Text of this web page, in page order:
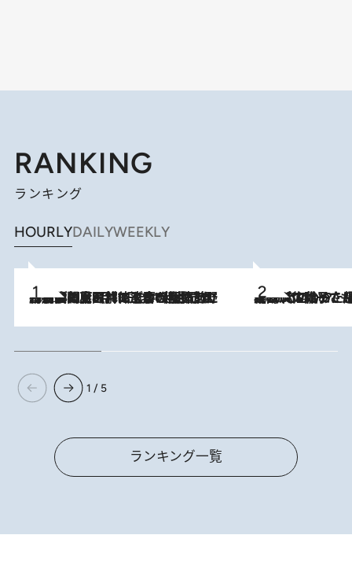
RANKING
ランキング
HOURLYDAILYWEEKLY
2026.8.8
「最後に見られてよかった」上野動物園の東園パンダ舎が解体前に特別公開。8月16日まで延長されたパネル展と共に辿る“半世紀”のパンダ飼育《解体工事の図面あり》 2026.8.5
【阿川佐和子さんの年とる力】なぜ70代で始めた趣味は“こんなに楽しい”のか？ ピアノ、俳句…スランプに陥っても続けられる“ある秘訣”とは
1 / 5
ランキング一覧